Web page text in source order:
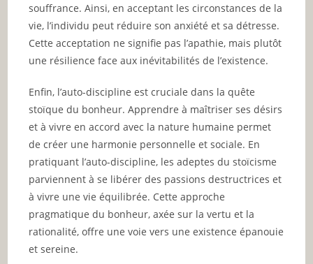
souffrance. Ainsi, en acceptant les circonstances de la
vie, l’individu peut réduire son anxiété et sa détresse.
Cette acceptation ne signifie pas l’apathie, mais plutôt
une résilience face aux inévitabilités de l’existence.
Enfin, l’auto-discipline est cruciale dans la quête
stoïque du bonheur. Apprendre à maîtriser ses désirs
et à vivre en accord avec la nature humaine permet
de créer une harmonie personnelle et sociale. En
pratiquant l’auto-discipline, les adeptes du stoïcisme
parviennent à se libérer des passions destructrices et
à vivre une vie équilibrée. Cette approche
pragmatique du bonheur, axée sur la vertu et la
rationalité, offre une voie vers une existence épanouie
et sereine.